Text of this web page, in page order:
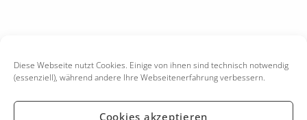
Diese Webseite nutzt Cookies. Einige von ihnen sind technisch notwendig
(essenziell), während andere Ihre Webseitenerfahrung verbessern.
Cookies akzeptieren